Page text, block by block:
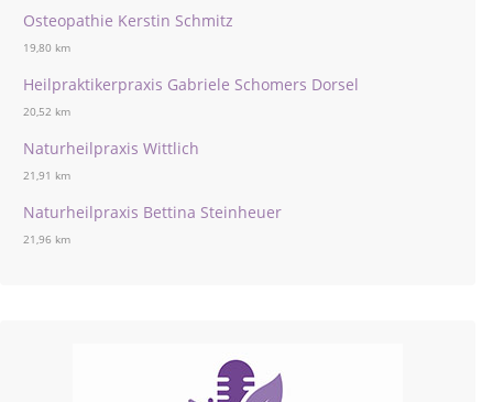
Osteopathie Kerstin Schmitz
19,80 km
Heilpraktikerpraxis Gabriele Schomers Dorsel
20,52 km
Naturheilpraxis Wittlich
21,91 km
Naturheilpraxis Bettina Steinheuer
21,96 km